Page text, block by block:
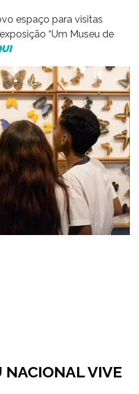
espaço para visitas
“Um Museu de
NACIONAL VIVE